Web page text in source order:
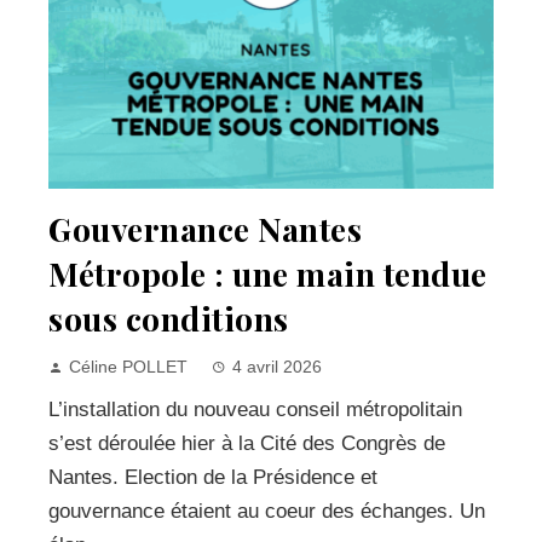
Gouvernance Nantes
Métropole : une main tendue
sous conditions
Céline POLLET 4 avril 2026
L’installation du nouveau conseil métropolitain
s’est déroulée hier à la Cité des Congrès de
Nantes. Election de la Présidence et
gouvernance étaient au coeur des échanges. Un